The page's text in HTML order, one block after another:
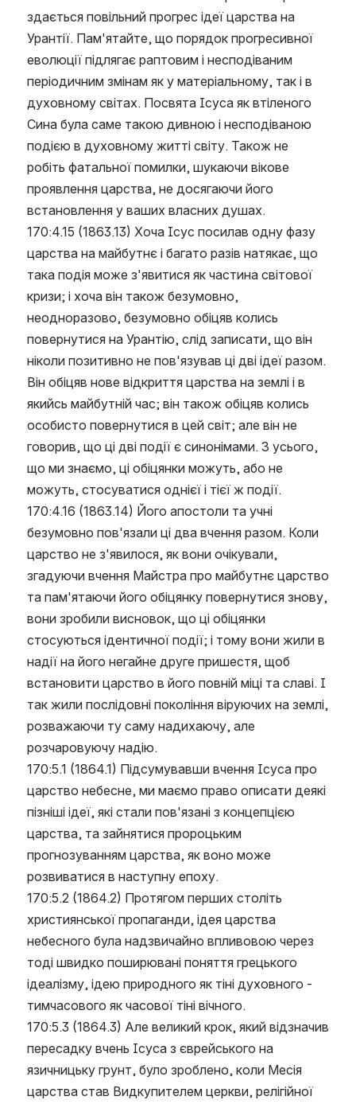
здається повільний прогрес ідеї царства на
Урантії. Пам'ятайте, що порядок прогресивної
еволюції підлягає раптовим і несподіваним
періодичним змінам як у матеріальному, так і в
духовному світах. Посвята Ісуса як втіленого
Сина була саме такою дивною і несподіваною
подією в духовному житті світу. Також не
робіть фатальної помилки, шукаючи вікове
проявлення царства, не досягаючи його
встановлення у ваших власних душах.
170:4.15 (1863.13) Хоча Ісус посилав одну фазу
царства на майбутнє і багато разів натякає, що
така подія може з'явитися як частина світової
кризи; і хоча він також безумовно,
неодноразово, безумовно обіцяв колись
повернутися на Урантію, слід записати, що він
ніколи позитивно не пов'язував ці дві ідеї разом.
Він обіцяв нове відкриття царства на землі і в
якийсь майбутній час; він також обіцяв колись
особисто повернутися в цей світ; але він не
говорив, що ці дві події є синонімами. З усього,
що ми знаємо, ці обіцянки можуть, або не
можуть, стосуватися однієї і тієї ж події.
170:4.16 (1863.14) Його апостоли та учні
безумовно пов'язали ці два вчення разом. Коли
царство не з'явилося, як вони очікували,
згадуючи вчення Майстра про майбутнє царство
та пам'ятаючи його обіцянку повернутися знову,
вони зробили висновок, що ці обіцянки
стосуються ідентичної події; і тому вони жили в
надії на його негайне друге пришестя, щоб
встановити царство в його повній міці та славі. І
так жили послідовні покоління віруючих на землі,
розважаючи ту саму надихаючу, але
розчаровуючу надію.
170:5.1 (1864.1) Підсумувавши вчення Ісуса про
царство небесне, ми маємо право описати деякі
пізніші ідеї, які стали пов'язані з концепцією
царства, та зайнятися пророцьким
прогнозуванням царства, як воно може
розвиватися в наступну епоху.
170:5.2 (1864.2) Протягом перших століть
християнської пропаганди, ідея царства
небесного була надзвичайно впливовою через
тоді швидко поширювані поняття грецького
ідеалізму, ідею природного як тіні духовного -
тимчасового як часової тіні вічного.
170:5.3 (1864.3) Але великий крок, який відзначив
пересадку вчень Ісуса з єврейського на
язичницьку грунт, було зроблено, коли Месія
царства став Видкупителем церкви, релігійної